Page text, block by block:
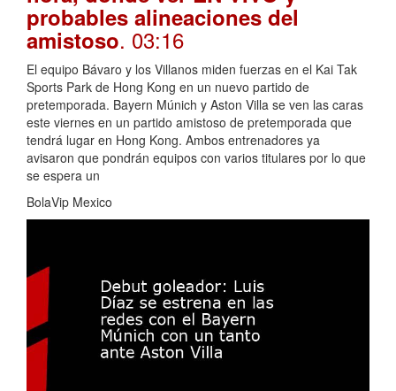
probables alineaciones del
amistoso. 03:16
El equipo Bávaro y los Villanos miden fuerzas en el Kai Tak
Sports Park de Hong Kong en un nuevo partido de
pretemporada. Bayern Múnich y Aston Villa se ven las caras
este viernes en un partido amistoso de pretemporada que
tendrá lugar en Hong Kong. Ambos entrenadores ya
avisaron que pondrán equipos con varios titulares por lo que
se espera un
BolaVip Mexico